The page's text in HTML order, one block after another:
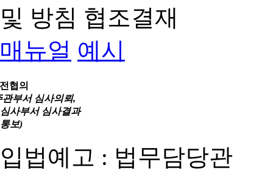
및 방침 협조결재
매뉴얼 예시
협의
관부서 심사의뢰,
심사부서 심사결과
통보)
입법예고 : 법무담당관